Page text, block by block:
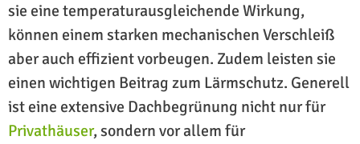
sie eine temperaturausgleichende Wirkung,
können einem starken mechanischen Verschleiß
aber auch effizient vorbeugen. Zudem leisten sie
einen wichtigen Beitrag zum Lärmschutz. Generell
ist eine extensive Dachbegrünung nicht nur für
Privathäuser, sondern vor allem für